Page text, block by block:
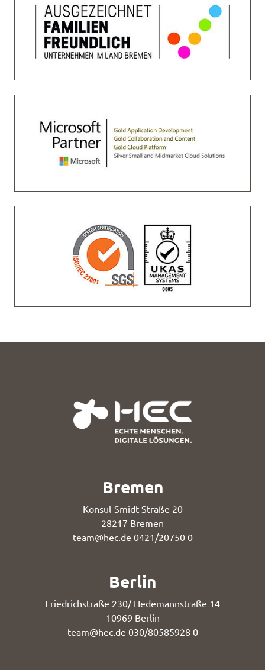
Bremen
Konsul-Smidt-Straße 20
28217 Bremen
team@hec.de 0421/20750 0
Berlin
Friedrichstraße 230/ Hedemannstraße 14
10969 Berlin
team@hec.de 030/80585928 0